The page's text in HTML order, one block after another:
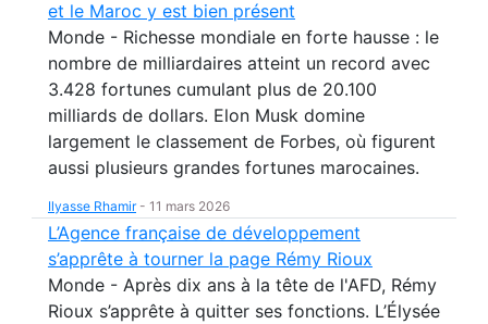
et le Maroc y est bien présent
Monde - Richesse mondiale en forte hausse : le
nombre de milliardaires atteint un record avec
3.428 fortunes cumulant plus de 20.100
milliards de dollars. Elon Musk domine
largement le classement de Forbes, où figurent
aussi plusieurs grandes fortunes marocaines.
Ilyasse Rhamir- 11 mars 2026
L’Agence française de développement
s’apprête à tourner la page Rémy Rioux
Monde - Après dix ans à la tête de l'AFD, Rémy
Rioux s’apprête à quitter ses fonctions. L’Élysée